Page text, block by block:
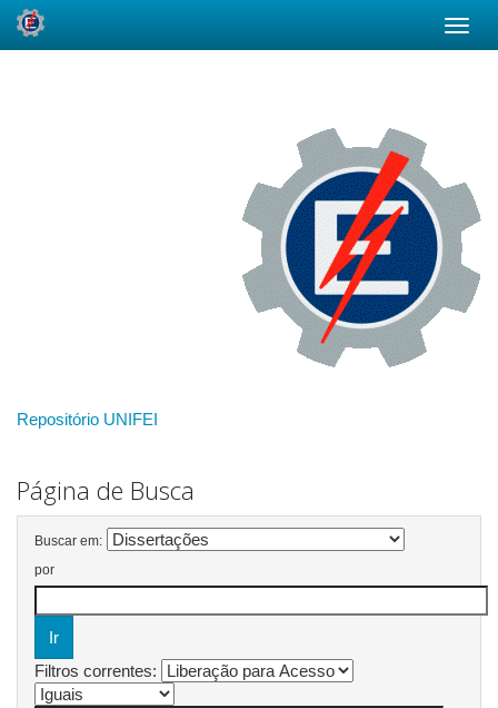
Repositório UNIFEI
Página de Busca
Buscar em:
por
Filtros correntes: